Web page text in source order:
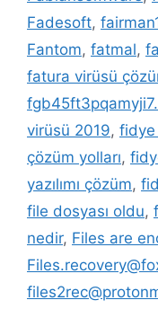
Fadesoft,
Fantom, fatmal,
fatura virüsü
virüsü 2019, fidye
çözüm yolları,
yazılımı çözüm,
file dosyası oldu,
nedir, Files are